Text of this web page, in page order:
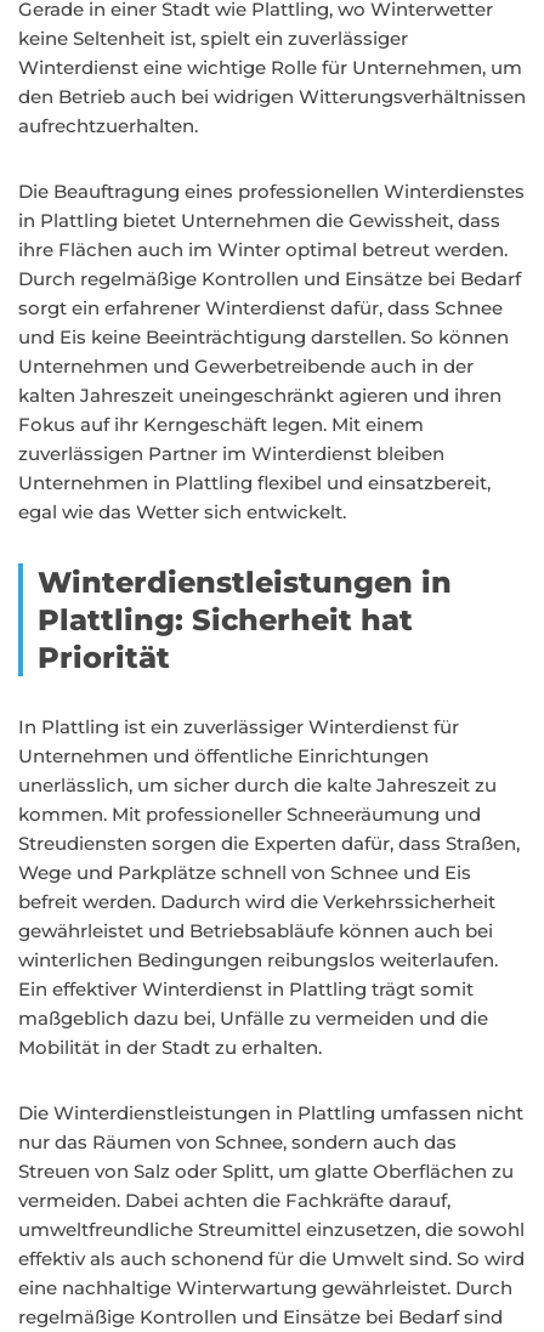
Gerade in einer Stadt wie Plattling, wo Winterwetter
keine Seltenheit ist, spielt ein zuverlässiger
Winterdienst eine wichtige Rolle für Unternehmen, um
den Betrieb auch bei widrigen Witterungsverhältnissen
aufrechtzuerhalten.
Die Beauftragung eines professionellen Winterdienstes
in Plattling bietet Unternehmen die Gewissheit, dass
ihre Flächen auch im Winter optimal betreut werden.
Durch regelmäßige Kontrollen und Einsätze bei Bedarf
sorgt ein erfahrener Winterdienst dafür, dass Schnee
und Eis keine Beeinträchtigung darstellen. So können
Unternehmen und Gewerbetreibende auch in der
kalten Jahreszeit uneingeschränkt agieren und ihren
Fokus auf ihr Kerngeschäft legen. Mit einem
zuverlässigen Partner im Winterdienst bleiben
Unternehmen in Plattling flexibel und einsatzbereit,
egal wie das Wetter sich entwickelt.
Winterdienstleistungen in
Plattling: Sicherheit hat
Priorität
In Plattling ist ein zuverlässiger Winterdienst für
Unternehmen und öffentliche Einrichtungen
unerlässlich, um sicher durch die kalte Jahreszeit zu
kommen. Mit professioneller Schneeräumung und
Streudiensten sorgen die Experten dafür, dass Straßen,
Wege und Parkplätze schnell von Schnee und Eis
befreit werden. Dadurch wird die Verkehrssicherheit
gewährleistet und Betriebsabläufe können auch bei
winterlichen Bedingungen reibungslos weiterlaufen.
Ein effektiver Winterdienst in Plattling trägt somit
maßgeblich dazu bei, Unfälle zu vermeiden und die
Mobilität in der Stadt zu erhalten.
Die Winterdienstleistungen in Plattling umfassen nicht
nur das Räumen von Schnee, sondern auch das
Streuen von Salz oder Splitt, um glatte Oberflächen zu
vermeiden. Dabei achten die Fachkräfte darauf,
umweltfreundliche Streumittel einzusetzen, die sowohl
effektiv als auch schonend für die Umwelt sind. So wird
eine nachhaltige Winterwartung gewährleistet. Durch
regelmäßige Kontrollen und Einsätze bei Bedarf sind